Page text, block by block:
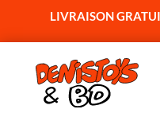
LIVRAISON